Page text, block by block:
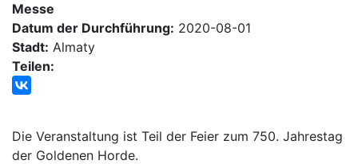
Messe
Datum der Durchführung: 2020-08-01
Stadt: Almaty
Teilen:
Die Veranstaltung ist Teil der Feier zum 750. Jahrestag
der Goldenen Horde.